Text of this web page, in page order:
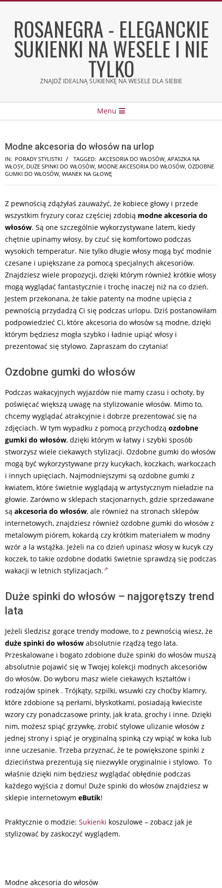
contentROSANEGRA - ELEGANCKIE
SUKIENKI NA WESELE I NIE
TYLKO
ZNAJDŹ IDEALNĄ SUKIENKĘ NA WESELE DLA SIEBIE
Menu
Modne akcesoria do włosów na urlop
IN: PORADY STYLISTKI TAGGED: AKCESORIA DO WŁOSÓW, APASZKA NA
WŁOSY, DUŻE SPINKI DO WŁOSÓW, MODNE AKCESORIA DO WŁOSÓW, OZDOBNE
GUMKI DO WŁOSÓW, WIANEK NA GŁOWĘ
Z pewnością zdążyłaś zauważyć, że kobiece głowy i przede
wszystkim fryzury coraz częściej zdobią modne akcesoria do
włosów. Są one szczególnie wykorzystywane latem, kiedy
chętnie upinamy włosy, by czuć się komfortowo podczas
wysokich temperatur. Nie tylko długie włosy mogą być modnie
czesane i upiększane za pomocą specjalnych akcesoriów.
Znajdziesz wiele propozycji, dzięki którym również krótkie włosy
mogą wyglądać fantastycznie i trochę inaczej niż na co dzień.
Jestem przekonana, że takie patenty na modne upięcia z
pewnością przydadzą Ci się podczas urlopu. Dziś postanowiłam
podpowiedzieć Ci, które akcesoria do włosów są modne, dzięki
którym będziesz mogła szybko i ładnie upiąć włosy i
prezentować się stylowo. Zapraszam do czytania!
Ozdobne gumki do włosów
Podczas wakacyjnych wyjazdów nie mamy czasu i ochoty, by
poświęcać większą uwagę na stylizowanie włosów. Mimo to,
chcemy wyglądać atrakcyjnie i dobrze prezentować się na
zdjęciach. W tym wypadku z pomocą przychodzą ozdobne
gumki do włosów, dzięki którym w łatwy i szybki sposób
stworzysz wiele ciekawych stylizacji. Ozdobne gumki do włosów
mogą być wykorzystywane przy kucykach, koczkach, warkoczach
i innych upięciach. Najmodniejszymi są ozdobne gumki z
kwiatem, które świetnie wyglądają w artystycznym nieładzie na
głowie. Zarówno w sklepach stacjonarnych, gdzie sprzedawane
są akcesoria do włosów, ale również na stronach sklepów
internetowych, znajdziesz również ozdobne gumki do włosów z
metalowym piórem, kokardą czy krótkim materiałem w modny
wzór a la wstążka. Jeżeli na co dzień upinasz włosy w kucyk czy
koczek, to takie ozdobne dodatki świetnie sprawdzą się podczas
wakacji w letnich stylizacjach.
Duże spinki do włosów – najgorętszy trend
lata
Jeżeli śledzisz gorące trendy modowe, to z pewnością wiesz, że
duże spinki do włosów absolutnie rządzą tego lata.
Przeskalowane i bogato zdobione duże spinki do włosów muszą
absolutnie pojawić się w Twojej kolekcji modnych akcesoriów
do włosów. Do wyboru masz wiele ciekawych kształtów i
rodzajów spinek . Trójkąty, szpilki, wsuwki czy choćby klamry,
które zdobione są perłami, błyskotkami, posiadają kwieciste
wzory czy ponadczasowe printy, jak krata, grochy i inne. Dzięki
nim, możesz spiąć grzywkę, zrobić stylowe ulizanie włosów z
jednej strony i spiąć je oryginalną spinką czy wpiąć w koka lub
inne uczesanie. Trzeba przyznać, że te powiększone spinki z
dzieciństwa prezentują się niezwykle oryginalnie i stylowo. To
właśnie dzięki nim będziesz wyglądać obłędnie podczas
każdego wyjścia z domu! Duże spinki do włosów znajdziesz w
sklepie internetowym eButik!
Praktycznie o modzie: Sukienki koszulowe – zobacz jak je
stylizować by zaskoczyć wyglądem.
Modne akcesoria do włosów